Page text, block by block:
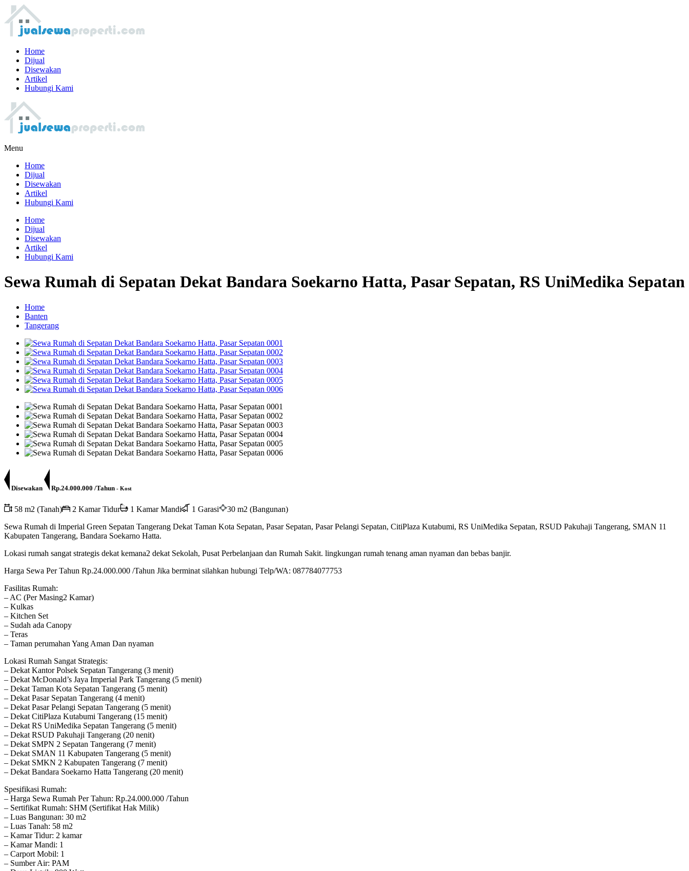
Home
Dijual
Disewakan
Artikel
Hubungi Kami
Menu
Home
Dijual
Disewakan
Artikel
Hubungi Kami
Home
Dijual
Disewakan
Artikel
Hubungi Kami
Sewa Rumah di Sepatan Dekat Bandara Soekarno Hatta, Pasar Sepatan, RS UniMedika Sepatan
Home
Banten
Tangerang
Disewakan Rp.24.000.000 /Tahun - Kost
58 m2 (Tanah) 2 Kamar Tidur 1 Kamar Mandi 1 Garasi
30 m2 (Bangunan)
Sewa Rumah di Imperial Green Sepatan Tangerang Dekat Taman Kota Sepatan, Pasar Sepatan, Pasar Pelangi Sepatan, CitiPlaza Kutabumi, RS UniMedika Sepatan, RSUD Pakuhaji Tangerang, SMAN 11
Kabupaten Tangerang, Bandara Soekarno Hatta.
Lokasi rumah sangat strategis dekat kemana2 dekat Sekolah, Pusat Perbelanjaan dan Rumah Sakit. lingkungan rumah tenang aman nyaman dan bebas banjir.
Harga Sewa Per Tahun Rp.24.000.000 /Tahun Jika berminat silahkan hubungi Telp/WA: 087784077753
Fasilitas Rumah:
– AC (Per Masing2 Kamar)
– Kulkas
– Kitchen Set
– Sudah ada Canopy
– Teras
– Taman perumahan Yang Aman Dan nyaman
Lokasi Rumah Sangat Strategis:
– Dekat Kantor Polsek Sepatan Tangerang (3 menit)
– Dekat McDonald’s Jaya Imperial Park Tangerang (5 menit)
– Dekat Taman Kota Sepatan Tangerang (5 menit)
– Dekat Pasar Sepatan Tangerang (4 menit)
– Dekat Pasar Pelangi Sepatan Tangerang (5 menit)
– Dekat CitiPlaza Kutabumi Tangerang (15 menit)
– Dekat RS UniMedika Sepatan Tangerang (5 menit)
– Dekat RSUD Pakuhaji Tangerang (20 nenit)
– Dekat SMPN 2 Sepatan Tangerang (7 menit)
– Dekat SMAN 11 Kabupaten Tangerang (5 menit)
– Dekat SMKN 2 Kabupaten Tangerang (7 menit)
– Dekat Bandara Soekarno Hatta Tangerang (20 menit)
Spesifikasi Rumah:
– Harga Sewa Rumah Per Tahun: Rp.24.000.000 /Tahun
– Sertifikat Rumah: SHM (Sertifikat Hak Milik)
– Luas Bangunan: 30 m2
– Luas Tanah: 58 m2
– Kamar Tidur: 2 kamar
– Kamar Mandi: 1
– Carport Mobil: 1
– Sumber Air: PAM